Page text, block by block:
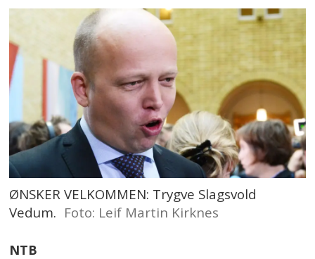
ØNSKER VELKOMMEN: Trygve Slagsvold
Vedum. Foto: Leif Martin Kirknes
NTB